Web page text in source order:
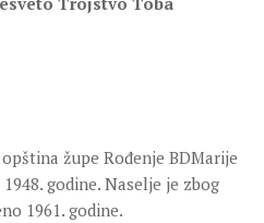
župe Rođenje BDMarije
godine. Naselje je zbog
1961. godine.